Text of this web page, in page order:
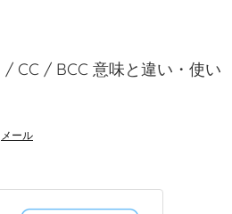
/ CC / BCC 意味と違い・使い
メール